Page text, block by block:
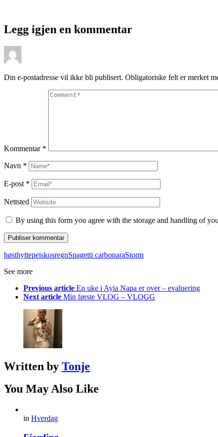
Legg igjen en kommentar
Din e-postadresse vil ikke bli publisert. Obligatoriske felt er merket
Kommentar *
Navn *
E-post *
Nettsted
By using this form you agree with the storage and handling of
høsthyttepeiskosregnSpagetti carbonaraStorm
See more
Previous article En uke i Ayia Napa er over – evaluering
Next article Min første VLOG – VLOGG
Written by Tonje
You May Also Like
in Hverdag